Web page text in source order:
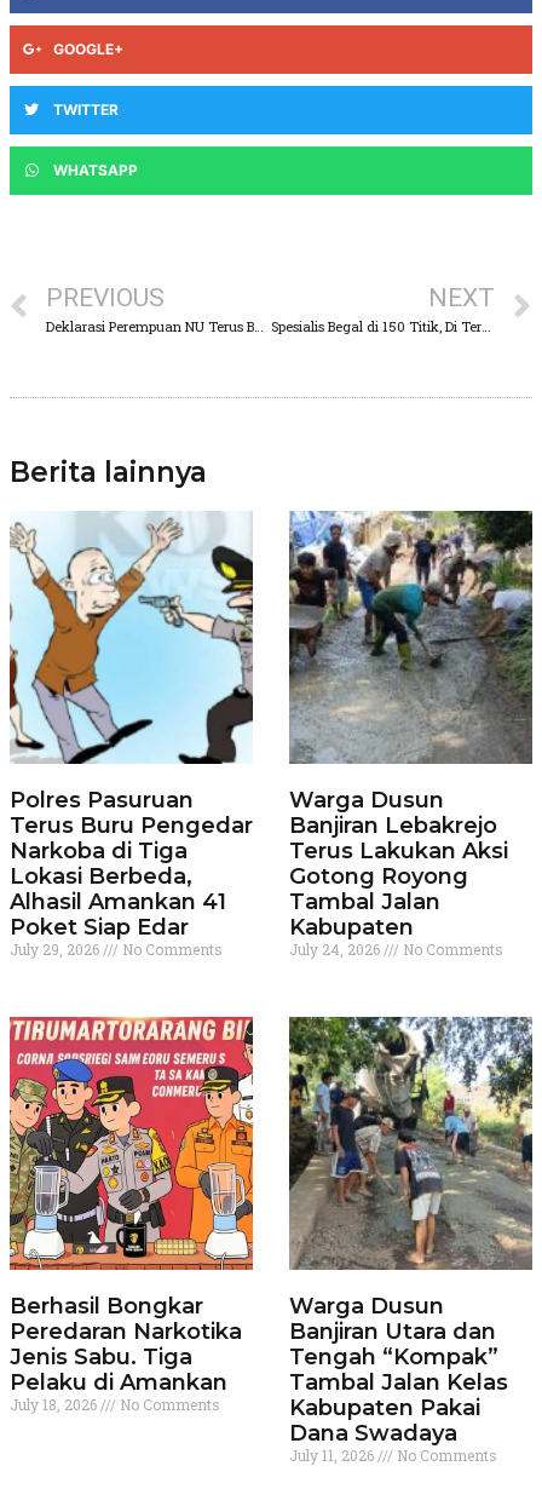
GOOGLE+
TWITTER
WHATSAPP
PREVIOUS
Deklarasi Perempuan NU Terus Bermunculan, Kini di Kecamatan Beji Pasuruan, Gus Muhaimin Presiden RI 2024
NEXT
Spesialis Begal di 150 Titik, Di Terkam Polresta Kota Pasuruan
Berita lainnya
Polres Pasuruan
Terus Buru Pengedar
Narkoba di Tiga
Lokasi Berbeda,
Alhasil Amankan 41
Poket Siap Edar
July 29, 2026 No Comments
Warga Dusun
Banjiran Lebakrejo
Terus Lakukan Aksi
Gotong Royong
Tambal Jalan
Kabupaten
July 24, 2026 No Comments
Berhasil Bongkar
Peredaran Narkotika
Jenis Sabu. Tiga
Pelaku di Amankan
July 18, 2026 No Comments
Warga Dusun
Banjiran Utara dan
Tengah “Kompak”
Tambal Jalan Kelas
Kabupaten Pakai
Dana Swadaya
July 11, 2026 No Comments